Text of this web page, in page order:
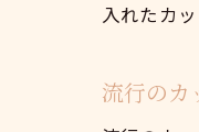
入れたカ
流行のカ